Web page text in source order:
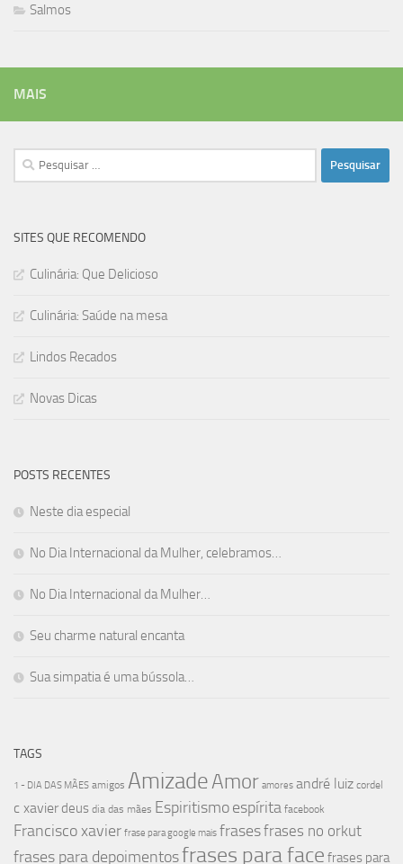
Salmos
MAIS
Pesquisar
por:
SITES QUE RECOMENDO
Culinária: Que Delicioso
Culinária: Saúde na mesa
Lindos Recados
Novas Dicas
POSTS RECENTES
Neste dia especial
No Dia Internacional da Mulher, celebramos…
No Dia Internacional da Mulher…
Seu charme natural encanta
Sua simpatia é uma bússola…
TAGS
1 - DIA DAS MÃES amigos AmizadeAmor amores andré luiz cordel
c xavier deus dia das mães Espiritismoespírita facebook
Francisco xavier frase para google mais frasesfrases no orkut
frases para depoimentosfrases para face frases para